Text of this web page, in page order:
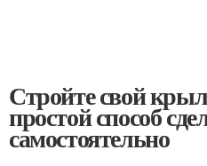
Стройте свой
простой способ
самостоятельно